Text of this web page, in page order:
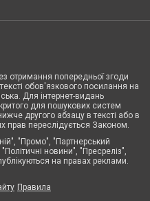
отримання попередньої згоди
обов'язкового посилання на
Для інтернет-видань
для пошукових систем
другого абзацу в тексті або в
прав переслідується Законом.
"Промо", "Партнерський
новини", "Пресреліз",
на правах реклами.
Правила